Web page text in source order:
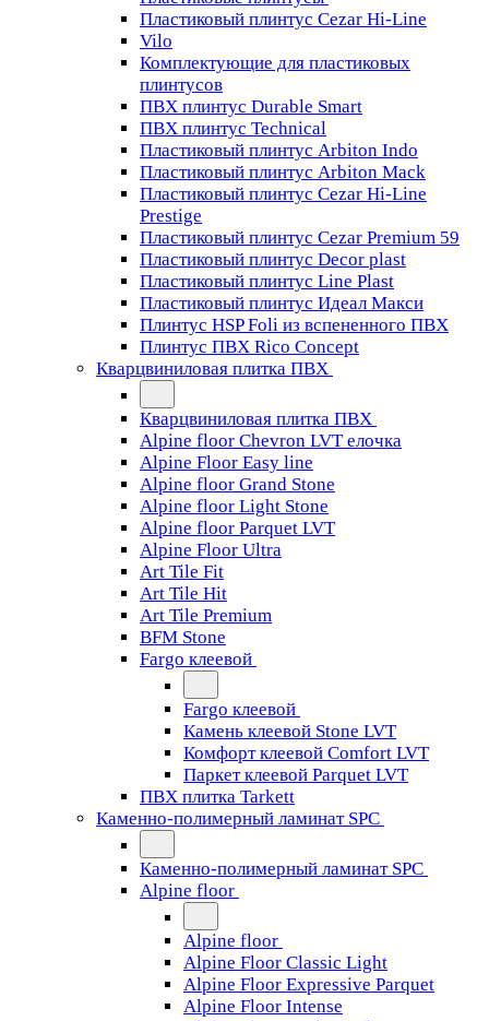
Пластиковый плинтус Cezar Hi-Line
Vilo
Комплектующие для пластиковых
плинтусов
ПВХ плинтус Durable Smart
ПВХ плинтус Technical
Пластиковый плинтус Arbiton Indo
Пластиковый плинтус Arbiton Mack
Пластиковый плинтус Cezar Hi-Line
Prestige
Пластиковый плинтус Cezar Premium 59
Пластиковый плинтус Decor plast
Пластиковый плинтус Line Plast
Пластиковый плинтус Идеал Макси
Плинтус HSP Foli из вспененного ПВХ
Плинтус ПВХ Rico Concept
Кварцвиниловая плитка ПВХ
Кварцвиниловая плитка ПВХ
Alpine floor Chevron LVT елочка
Alpine Floor Easy line
Alpine floor Grand Stone
Alpine floor Light Stone
Alpine floor Parquet LVT
Alpine Floor Ultra
Art Tile Fit
Art Tile Hit
Art Tile Premium
BFM Stone
Fargo клеевой
Fargo клеевой
Камень клеевой Stone LVT
Комфорт клеевой Comfort LVT
Паркет клеевой Parquet LVT
ПВХ плитка Tarkett
Каменно-полимерный ламинат SPC
Каменно-полимерный ламинат SPC
Alpine floor
Alpine floor
Alpine Floor Classic Light
Alpine Floor Expressive Parquet
Alpine Floor Intense